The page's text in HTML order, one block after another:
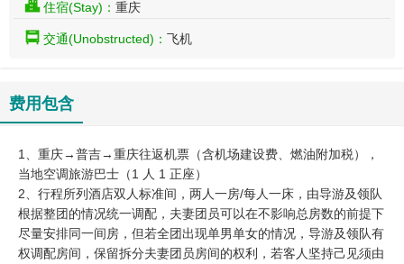
住宿(Stay)： 重庆
交通(Unobstructed)： 飞机
费用包含
1、重庆→普吉→重庆往返机票（含机场建设费、燃油附加税），
当地空调旅游巴士（1 人 1 正座）
2、行程所列酒店双人标准间，两人一房/每人一床，由导游及领队
根据整团的情况统一调配，夫妻团员可以在不影响总房数的前提下
尽量安排同一间房，但若全团出现单男单女的情况，导游及领队有
权调配房间，保留拆分夫妻团员房间的权利，若客人坚持己见须由